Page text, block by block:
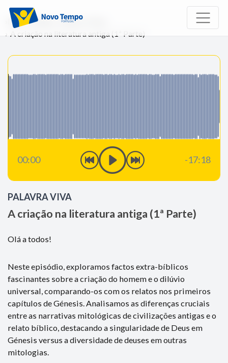
Início Rádio
Palavra Viva
A criação na literatura antiga (1ª Parte)
00:00 -17:18
PALAVRA VIVA
A criação na literatura antiga (1ª Parte)
Olá a todos!
Neste episódio, exploramos factos extra-bíblicos
fascinantes sobre a criação do homem e o dilúvio
universal, comparando-os com os relatos nos primeiros
capítulos de Génesis. Analisamos as diferenças cruciais
entre as narrativas mitológicas de civilizações antigas e o
relato bíblico, destacando a singularidade de Deus em
Génesis versus a diversidade de deuses em outras
mitologias.